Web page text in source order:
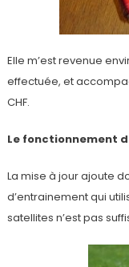
Elle m’est revenue
effectuée, et
CHF.
Le fonctionnement
La mise à jour ajoute
d’entrainement qui
satellites n’est pas